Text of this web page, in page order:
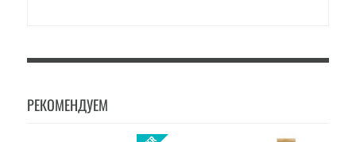
РЕКОМЕНДУЕМ